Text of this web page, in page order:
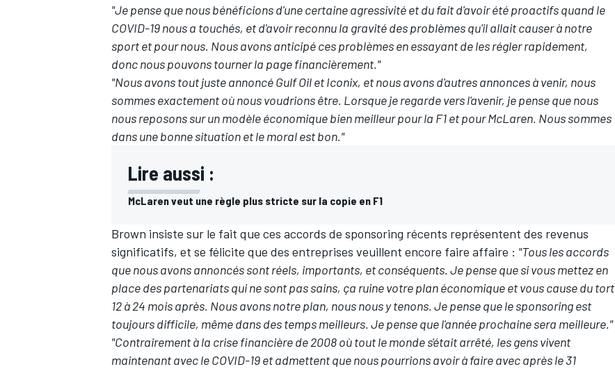
"Je pense que nous bénéficions d'une certaine agressivité et du fait d'avoir été proactifs quand le
COVID-19 nous a touchés, et d'avoir reconnu la gravité des problèmes qu'il allait causer à notre
sport et pour nous. Nous avons anticipé ces problèmes en essayant de les régler rapidement,
donc nous pouvons tourner la page financièrement."
"Nous avons tout juste annoncé Gulf Oil et Iconix, et nous avons d'autres annonces à venir, nous
sommes exactement où nous voudrions être. Lorsque je regarde vers l'avenir, je pense que nous
nous reposons sur un modèle économique bien meilleur pour la F1 et pour McLaren. Nous sommes
dans une bonne situation et le moral est bon."
Lire aussi :
McLaren veut une règle plus stricte sur la copie en F1
Brown insiste sur le fait que ces accords de sponsoring récents représentent des revenus
significatifs, et se félicite que des entreprises veuillent encore faire affaire : "Tous les accords
que nous avons annoncés sont réels, importants, et conséquents. Je pense que si vous mettez en
place des partenariats qui ne sont pas sains, ça ruine votre plan économique et vous cause du tort
12 à 24 mois après. Nous avons notre plan, nous nous y tenons. Je pense que le sponsoring est
toujours difficile, même dans des temps meilleurs. Je pense que l'année prochaine sera meilleure."
"Contrairement à la crise financière de 2008 où tout le monde s'était arrêté, les gens vivent
maintenant avec le COVID-19 et admettent que nous pourrions avoir à faire avec après le 31